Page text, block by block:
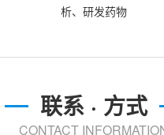
析、研发药物
联系 · 方式
CONTACT